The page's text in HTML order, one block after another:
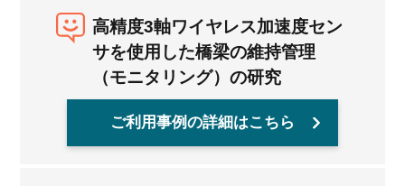
高精度3軸ワイヤレス加速度セン
サを使用した橋梁の維持管理
（モニタリング）の研究
ご利用事例の詳細はこちら